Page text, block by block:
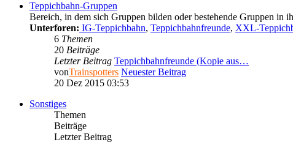
Teppichbahn-Gruppen
Bereich, in dem sich Gruppen bilden oder bestehende Gruppen in
Unterforen: IG-Teppichbahn, Teppichbahnfreunde, XXL-
6 Themen
20 Beiträge
Letzter Beitrag Teppichbahnfreunde (Kopie aus…
vonTrainspotters Neuester Beitrag
20 Dez 2015 03:53
Sonstiges
Themen
Beiträge
Letzter Beitrag